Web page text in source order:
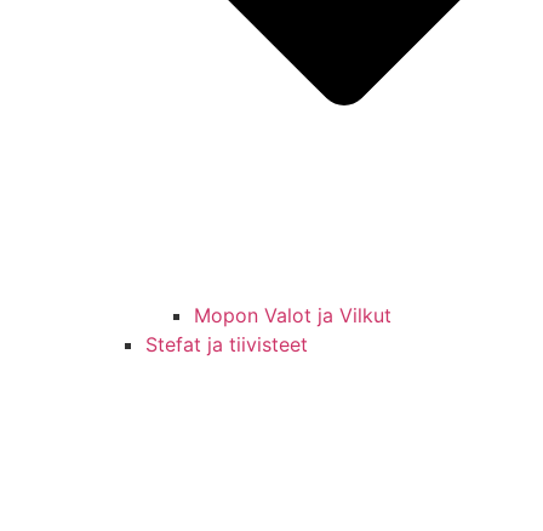
Mopon Valot ja Vilkut
Stefat ja tiivisteet